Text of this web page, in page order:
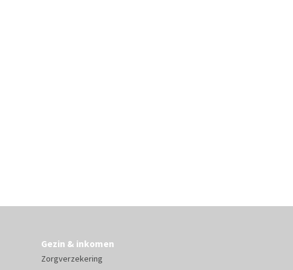
Gezin & inkomen
Zorgverzekering